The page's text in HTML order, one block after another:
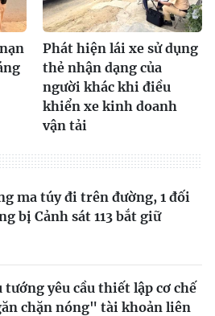
Phát hiện lái xe sử dụng
thẻ nhận dạng của
người khác khi điều
khiển xe kinh doanh
vận tải
ma túy đi trên đường, 1 đối
bị Cảnh sát 113 bắt giữ
tướng yêu cầu thiết lập cơ chế
chặn nóng" tài khoản liên